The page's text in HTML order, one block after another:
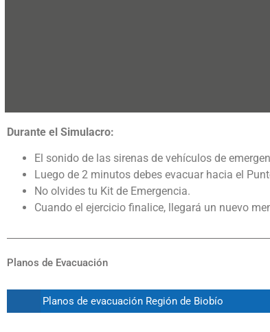
Durante el Simulacro:
El sonido de las sirenas de vehículos de
Luego de 2 minutos debes evacuar hacia el
No olvides tu Kit de Emergencia.
Cuando el ejercicio finalice, llegará un nuevo
Planos de Evacuación
Planos de evacuación Región de Biobío